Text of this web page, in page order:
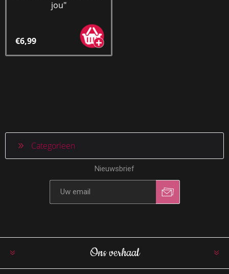
jou"
€6,99
Categorieen
Nieuwsbrief
Ons verhaal